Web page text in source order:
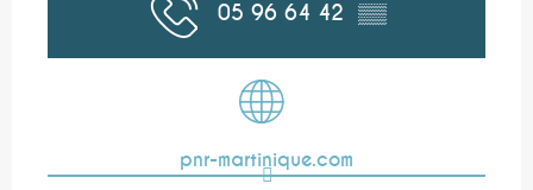
05 96 64 42 ▒▒
pnr-martinique.com